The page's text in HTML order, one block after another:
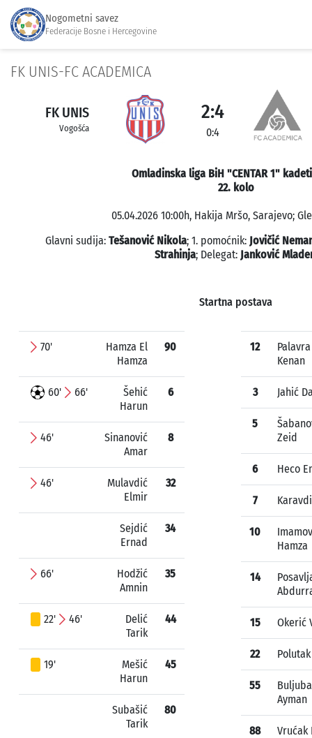
Nogometni savez
Federacije Bosne i Hercegovine
FK UNIS-FC ACADEMICA
FK UNIS
Vogošća
2:4
0:4
Omladinska liga BiH "CENTAR 1"
22. kolo
05.04.2026 10:00h, Hakija Mršo, Sarajevo;
Glavni sudija: Tešanović Nikola; 1. pomoćnik: Jovičić
Strahinja; Delegat: Janković
Startna postava
70'
Hamza El
Hamza
90
60' 66'
Šehić
Harun
6
46'
Sinanović
Amar
8
46'
Mulavdić
Elmir
32
Sejdić
Ernad
34
66'
Hodžić
Amnin
35
22' 46'
Delić
Tarik
44
19'
Mešić
Harun
45
Subašić
Tarik
80
12
Palavra
Kenan
3 Jahić
5
Zeid
6 Heco
7
10
Hamza
14
15 Okerić
22
55
Ayman
88 Vrućak